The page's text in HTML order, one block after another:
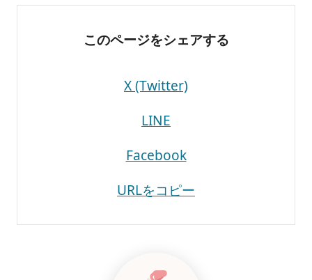
このページをシェアする
X (Twitter)
LINE
Facebook
URLをコピー